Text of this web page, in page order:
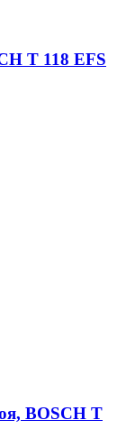
T 118 EFS
BOSCH T